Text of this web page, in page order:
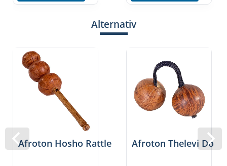
Alternativ
Afroton Hosho Rattle Afroton Thelevi